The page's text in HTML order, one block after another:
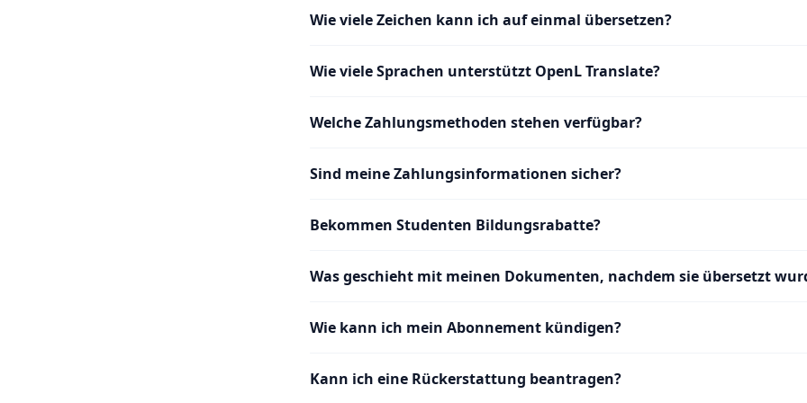
Wie viele Zeichen kann ich auf einmal übersetzen?
Wie viele Sprachen unterstützt OpenL Translate?
Welche Zahlungsmethoden stehen verfügbar?
Sind meine Zahlungsinformationen sicher?
Bekommen Studenten Bildungsrabatte?
Was geschieht mit meinen Dokumenten, nachdem sie übersetzt
Wie kann ich mein Abonnement kündigen?
Kann ich eine Rückerstattung beantragen?